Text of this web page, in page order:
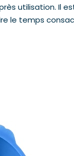
utilisation. Il
le temps